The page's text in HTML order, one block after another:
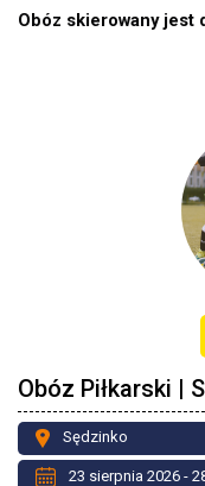
Obóz skierowany jest
Obóz Piłkarski |
Sędzinko
23 sierpnia 2026 -